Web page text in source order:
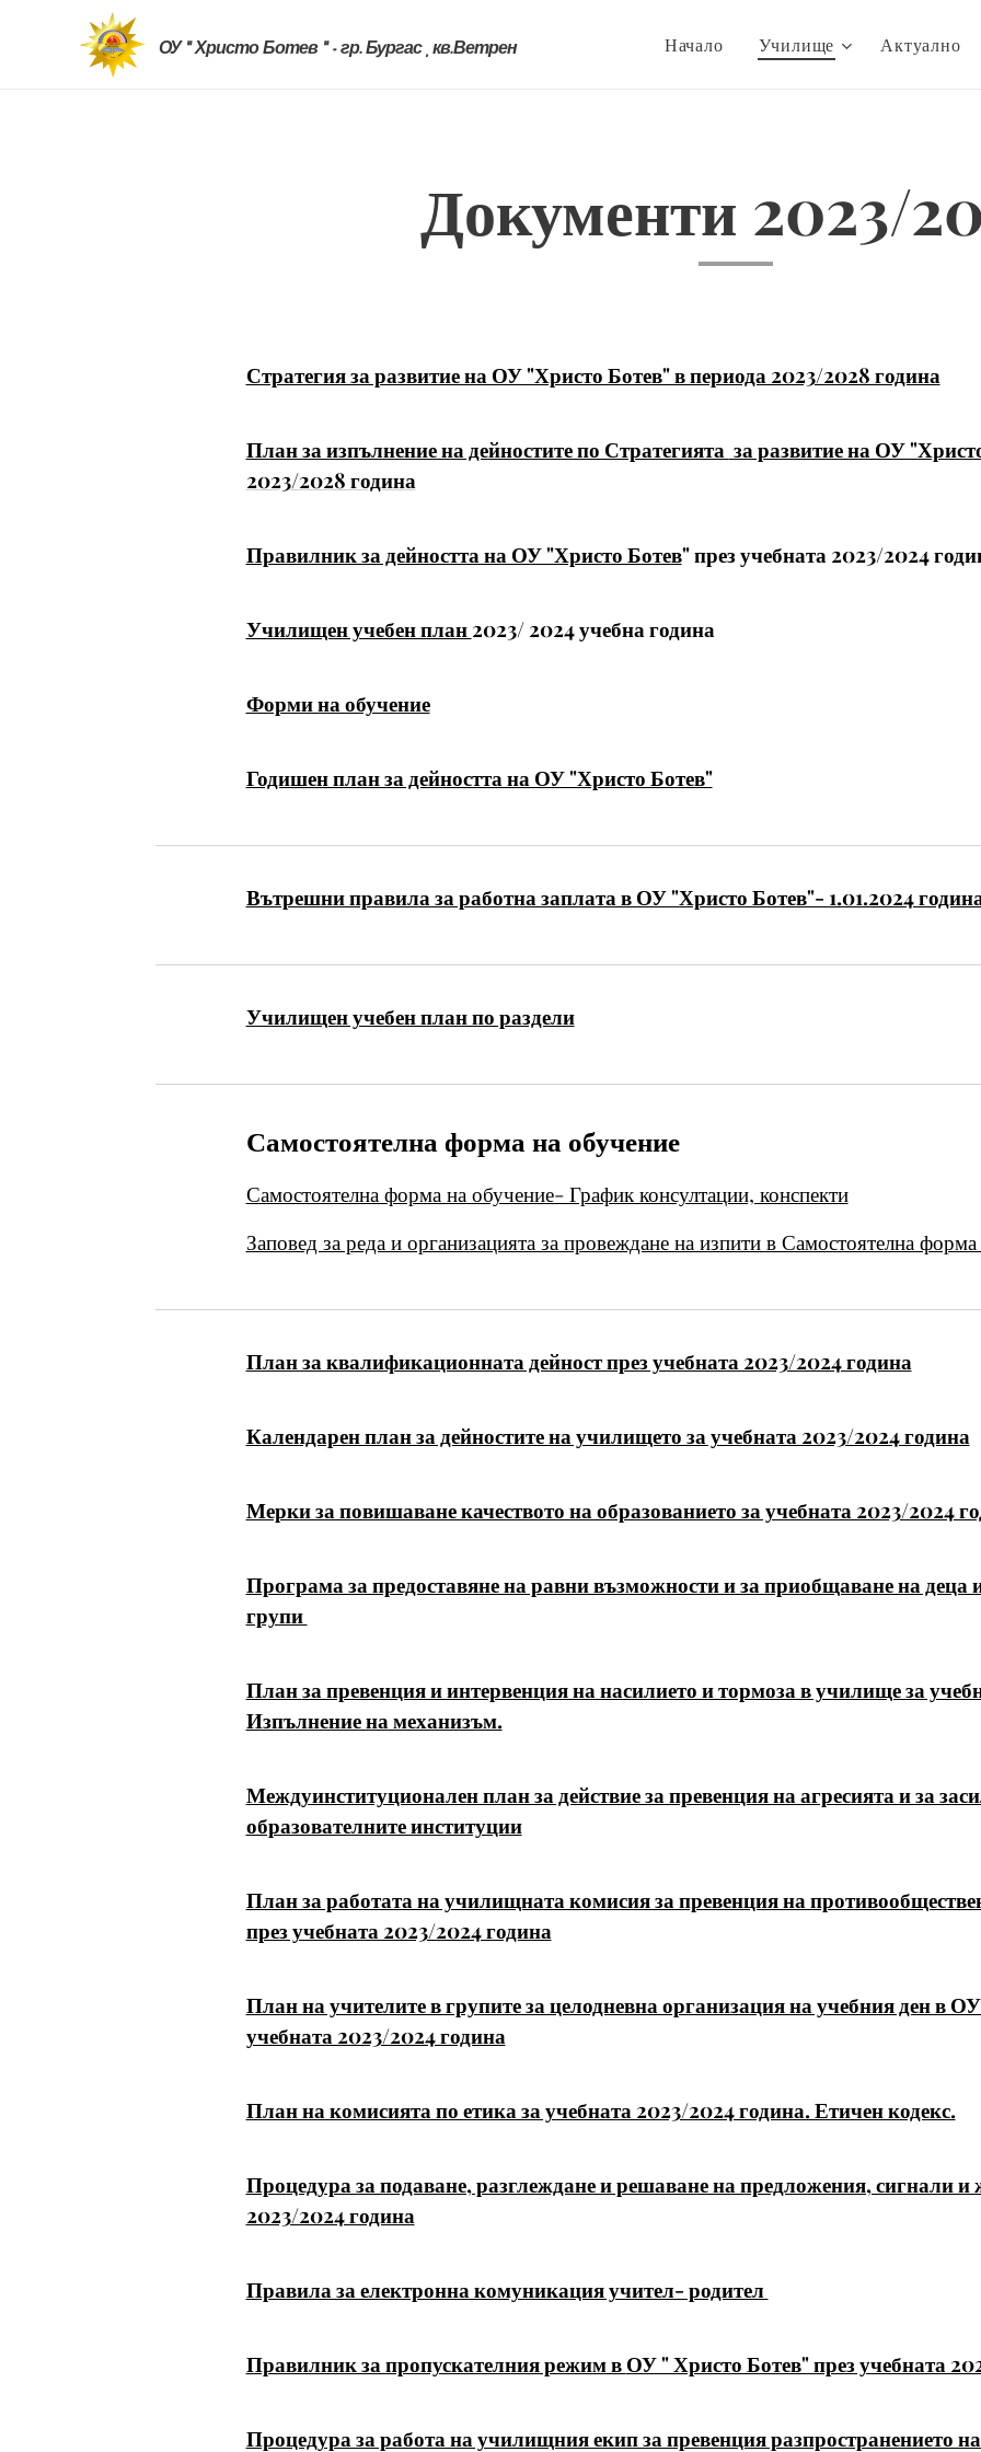
ОУ " Христо Ботев " - гр. Бургас , кв.Ветрен Начало Училище Актуално
Документи 2023/
Стратегия за развитие на ОУ "Христо Ботев" в периода 2023/2028 година
План за изпълнение на дейностите по Стратегията за развитие на ОУ
2023/2028 година
Правилник за дейността на ОУ "Христо Ботев" през учебната 2023/2024
Училищен учебен план2023/ 2024 учебна година
Форми на обучение
Годишен план за дейността на ОУ "Христо Ботев"
Вътрешни правила за работна заплата в ОУ "Христо Ботев"- 1.01.2024
Училищен учебен план по раздели
Самостоятелна форма на обучение
Самостоятелна форма на обучение- График консултации, конспекти
Заповед за реда и организацията за провеждане на изпити в Самостоятелна
План за квалификационната дейност през учебната 2023/2024 година
Календарен план за дейностите на училището за учебната 2023/2024 година
Мерки за повишаване качеството на образованието за учебната 2023/2024
Програма за предоставяне на равни възможности и за приобщаване на деца
групи
Планза превенция и интервенция на насилието и тормоза в училище за
Изпълнение на механизъм.
Междуинституционален план за действие за превенция на агресията и за
образователните институции
План за работата на училищната комисия за превенция на
през учебната 2023/2024 година
План на учителите в групите за целодневна организация на учебния ден в
учебната 2023/2024 година
План на комисията по етика за учебната 2023/2024 година. Етичен кодекс.
Процедура за подаване, разглеждане и решаване на предложения, сигнали
2023/2024 година
Правила за електронна комуникация учител- родител
Правилник за пропускателния режим вОУ " Христо Ботев" през учебната
Процедура за работа на училищния екип за превенция разпространението